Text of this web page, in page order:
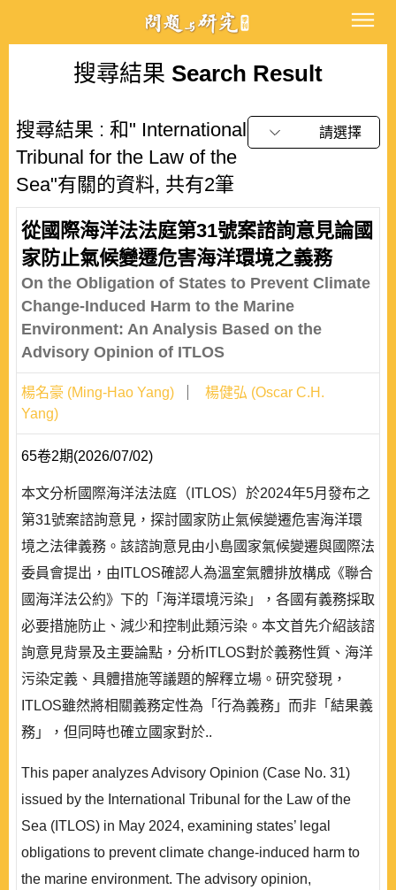
搜尋結果 Search Result
搜尋結果 : 和" International
Tribunal for the Law of the
Sea"有關的資料, 共有2筆
請選擇
從國際海洋法法庭第31號案諮詢意見論國
家防止氣候變遷危害海洋環境之義務
On the Obligation of States to Prevent Climate
Change-Induced Harm to the Marine
Environment: An Analysis Based on the
Advisory Opinion of ITLOS
楊名豪 (Ming-Hao Yang)
楊健弘 (Oscar C.H.
Yang)
65卷2期(2026/07/02)
本文分析國際海洋法法庭（ITLOS）於2024年5月發布之
第31號案諮詢意見，探討國家防止氣候變遷危害海洋環
境之法律義務。該諮詢意見由小島國家氣候變遷與國際法
委員會提出，由ITLOS確認人為溫室氣體排放構成《聯合
國海洋法公約》下的「海洋環境污染」，各國有義務採取
必要措施防止、減少和控制此類污染。本文首先介紹該諮
詢意見背景及主要論點，分析ITLOS對於義務性質、海洋
污染定義、具體措施等議題的解釋立場。研究發現，
ITLOS雖然將相關義務定性為「行為義務」而非「結果義
務」，但同時也確立國家對於..
This paper analyzes Advisory Opinion (Case No. 31)
issued by the International Tribunal for the Law of the
Sea (ITLOS) in May 2024, examining states’ legal
obligations to prevent climate change-induced harm to
the marine environment. The advisory opinion,